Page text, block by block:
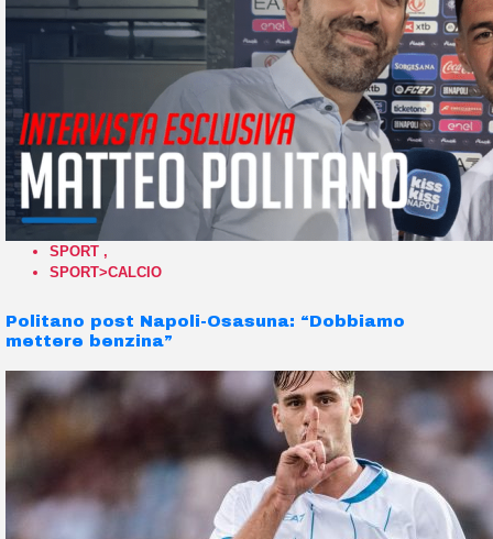
SPORT ,
SPORT>CALCIO
Politano post Napoli-Osasuna: “Dobbiamo
mettere benzina”